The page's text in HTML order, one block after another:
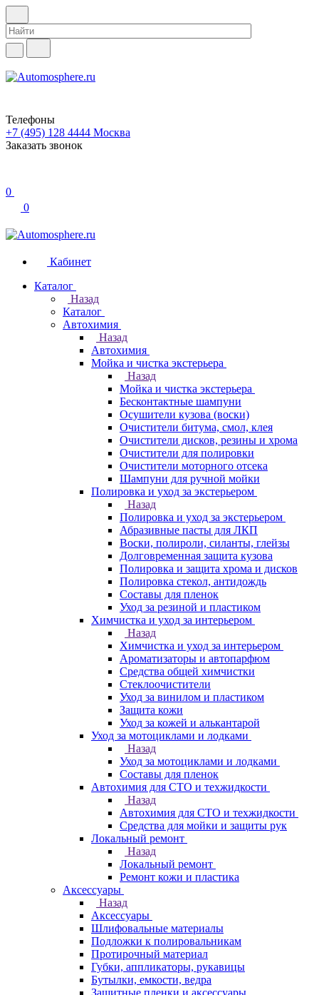
Телефоны
+7 (495) 128 4444 Москва
Заказать звонок
0
0
Кабинет
Каталог
Назад
Каталог
Автохимия
Назад
Автохимия
Мойка и чистка экстерьера
Назад
Мойка и чистка экстерьера
Бесконтактные шампуни
Осушители кузова (воски)
Очистители битума, смол, клея
Очистители дисков, резины и хрома
Очистители для полировки
Очистители моторного отсека
Шампуни для ручной мойки
Полировка и уход за экстерьером
Назад
Полировка и уход за экстерьером
Абразивные пасты для ЛКП
Воски, полироли, силанты, глейзы
Долговременная защита кузова
Полировка и защита хрома и дисков
Полировка стекол, антидождь
Составы для пленок
Уход за резиной и пластиком
Химчистка и уход за интерьером
Назад
Химчистка и уход за интерьером
Ароматизаторы и автопарфюм
Средства общей химчистки
Стеклоочистители
Уход за винилом и пластиком
Защита кожи
Уход за кожей и алькантарой
Уход за мотоциклами и лодками
Назад
Уход за мотоциклами и лодками
Составы для пленок
Автохимия для СТО и техжидкости
Назад
Автохимия для СТО и техжидкости
Средства для мойки и защиты рук
Локальный ремонт
Назад
Локальный ремонт
Ремонт кожи и пластика
Аксессуары
Назад
Аксессуары
Шлифовальные материалы
Подложки к полировальникам
Протирочный материал
Губки, аппликаторы, рукавицы
Бутылки, емкости, ведра
Защитные пленки и аксессуары